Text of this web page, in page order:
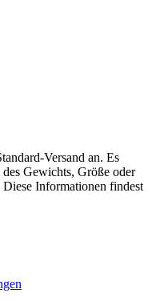
Versand an. Es
Gewichts, Größe oder
Diese Informationen findest